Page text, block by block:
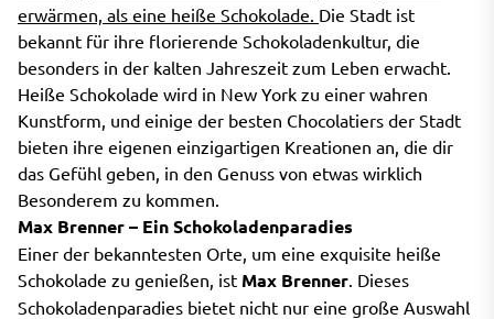
erwärmen, als eine heiße Schokolade. Die Stadt ist
bekannt für ihre florierende Schokoladenkultur, die
besonders in der kalten Jahreszeit zum Leben erwacht.
Heiße Schokolade wird in New York zu einer wahren
Kunstform, und einige der besten Chocolatiers der Stadt
bieten ihre eigenen einzigartigen Kreationen an, die dir
das Gefühl geben, in den Genuss von etwas wirklich
Besonderem zu kommen.
Max Brenner – Ein Schokoladenparadies
Einer der bekanntesten Orte, um eine exquisite heiße
Schokolade zu genießen, ist Max Brenner. Dieses
Schokoladenparadies bietet nicht nur eine große Auswahl